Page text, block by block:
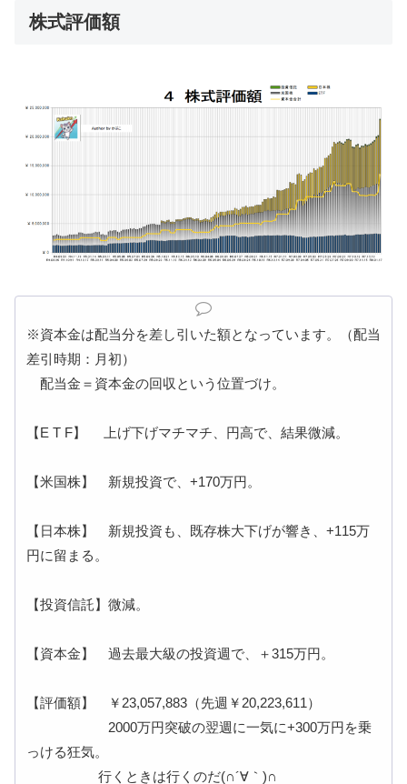
株式評価額
※資本金は配当分を差し引いた額となっています。（配当
差引時期：月初）
配当金＝資本金の回収という位置づけ。
【E T F】 上げ下げマチマチ、円高で、結果微減。
【米国株】 新規投資で、+170万円。
【日本株】 新規投資も、既存株大下げが響き、+115万
円に留まる。
【投資信託】微減。
【資本金】 過去最大級の投資週で、＋315万円。
【評価額】 ￥23,057,883（先週￥20,223,611）
2000万円突破の翌週に一気に+300万円を乗
っける狂気。
行くときは行くのだ(∩´∀｀)∩